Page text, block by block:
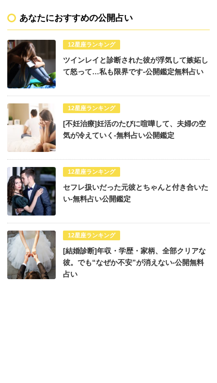
あなたにおすすめの公開占い
12星座ランキング
ツインレイと診断された彼が浮気して嫉妬し
て怒って…私も限界です-公開鑑定無料占い
12星座ランキング
[不妊治療]妊活のたびに喧嘩して、夫婦の空
気が冷えていく-無料占い公開鑑定
12星座ランキング
セフレ扱いだった元彼とちゃんと付き合いた
い-無料占い公開鑑定
12星座ランキング
[結婚診断]年収・学歴・家柄、全部クリアな
彼。でも“なぜか不安”が消えない-公開無料
占い